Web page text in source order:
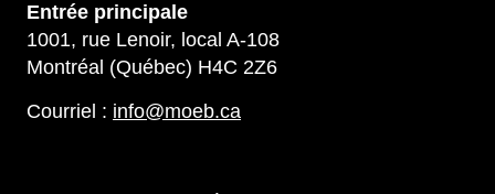
Entrée principale
1001, rue Lenoir, local A-108
Montréal (Québec) H4C 2Z6
Courriel : info@moeb.ca